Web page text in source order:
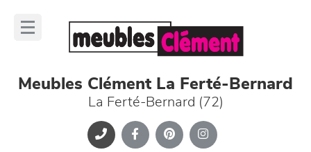
Meubles Clément La Ferté-Bernard
La Ferté-Bernard (72)